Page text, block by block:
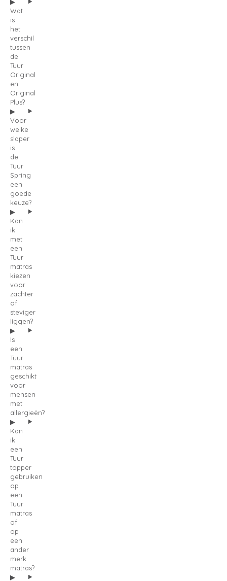
Wat
is
het
verschil
tussen
de
Tuur
Original
en
Original
Plus?
Voor
welke
slaper
is
de
Tuur
Spring
een
goede
keuze?
Kan
ik
met
een
Tuur
matras
kiezen
voor
zachter
of
steviger
liggen?
Is
een
Tuur
matras
geschikt
voor
mensen
met
allergieën?
Kan
ik
een
Tuur
topper
gebruiken
op
een
Tuur
matras
of
op
een
ander
merk
matras?